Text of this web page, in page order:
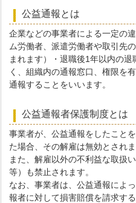
公益通報とは
企業などの事業者による一定の
ム労働者、派遣労働者や取引先
まれます）・退職後1年以内の
く、組織内の通報窓口、権限を
通報することをいいます。
公益通報者保護制度とは
事業者が、公益通報をしたこと
た場合、その解雇は無効とされま
また、解雇以外の不利益な取扱
等）も禁止されます。
なお、事業者は、公益通報によ
報者に対して損害賠償を請求す